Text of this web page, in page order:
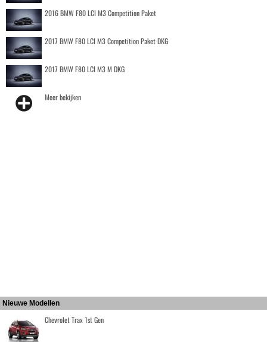
2016 BMW F80 LCI M3 Competition Paket
2017 BMW F80 LCI M3 Competition Paket DKG
2017 BMW F80 LCI M3 M DKG
Meer bekijken
Nieuwe Modellen
Chevrolet Trax 1st Gen